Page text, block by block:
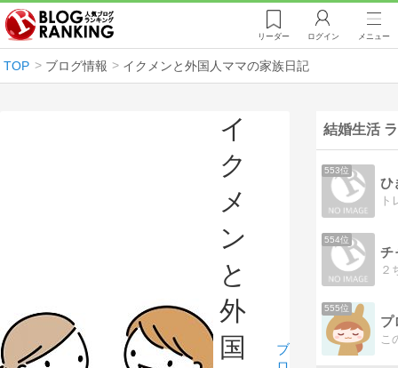
リーダー ログイン メニュー
TOP ブログ情報 イクメンと外国人ママの家族日記
イ
ク
メ
ン
と
外
国
ブ
結婚生活
553位
ひ
554位
チ
555位
プ